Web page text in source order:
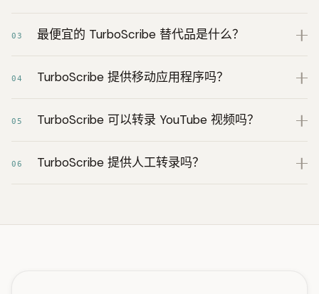
03 最便宜的 TurboScribe 替代品是什么？
04 TurboScribe 提供移动应用程序吗？
05 TurboScribe 可以转录 YouTube 视频吗？
06 TurboScribe 提供人工转录吗？